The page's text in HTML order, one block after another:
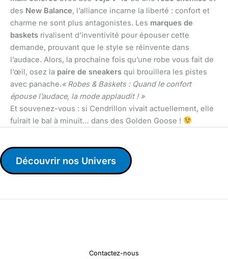
des New Balance, l’alliance incarne la liberté : confort et
charme ne sont plus antagonistes. Les marques de
baskets rivalisent d’inventivité pour épouser cette
demande, prouvant que le style se réinvente dans
l’audace. Alors, la prochaine fois qu’une robe vous fait de
l’œil, osez la paire de sneakers qui brouillera les pistes
avec panache.« Robes & Baskets : Quand le confort
épouse l’audace, la mode applaudit ! »
Et souvenez-vous : si Cendrillon vivait actuellement, elle
fuirait le bal à minuit… dans des Golden Goose !
Découvrir nos Univers
Contactez-nous